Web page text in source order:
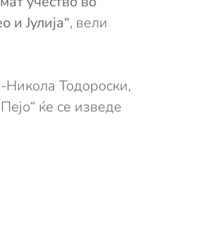
Јулија“, вели
Никола Тодороски,
ќе се изведе